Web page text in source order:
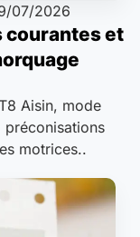
07/2026
courantes et
Aisin, mode
motrices..